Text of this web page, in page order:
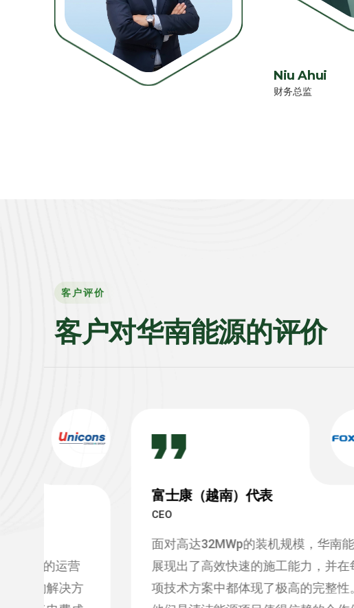
Niu Ahui
财务总监
客户评价
客户对华南能源的评价
富士康（越南）代表
面对高达32MWp的装机规模，华南能源
展现出了高效快速的施工能力，并在每
项技术方案中都体现了极高的完整性。